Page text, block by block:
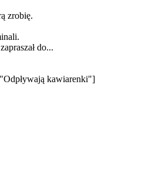
zrobię.
do...
kawiarenki"]